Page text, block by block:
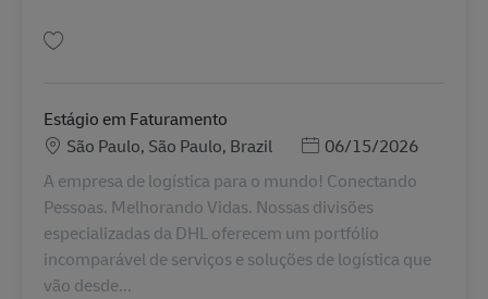
Estágio em Faturamento
SedeSão Paulo, São Paulo, Brazil Posted Date
06/15/2026
A empresa de logística para o mundo! Conectando
Pessoas. Melhorando Vidas. Nossas divisões
especializadas da DHL oferecem um portfólio
incomparável de serviços e soluções de logística que
vão desde...